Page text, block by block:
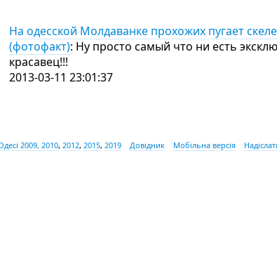
На одесской Молдаванке прохожих пугает
(фотофакт): Ну просто самый что ни есть
красавец!!!
2013-03-11 23:01:37
2009, 2010, 2012, 2015, 2019 Довідник Мобільна версія